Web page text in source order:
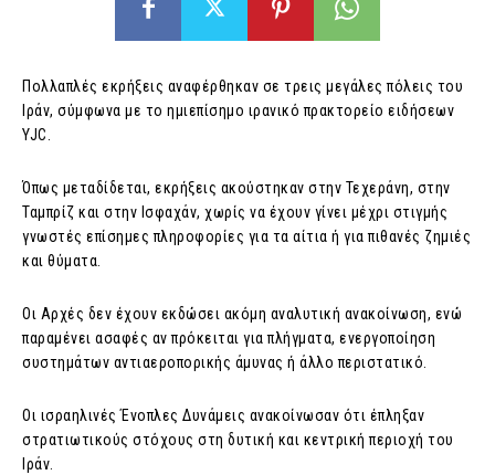
Πολλαπλές εκρήξεις αναφέρθηκαν σε τρεις μεγάλες πόλεις του
Ιράν, σύμφωνα με το ημιεπίσημο ιρανικό πρακτορείο ειδήσεων
YJC.
Όπως μεταδίδεται, εκρήξεις ακούστηκαν στην Τεχεράνη, στην
Ταμπρίζ και στην Ισφαχάν, χωρίς να έχουν γίνει μέχρι στιγμής
γνωστές επίσημες πληροφορίες για τα αίτια ή για πιθανές ζημιές
και θύματα.
Οι Αρχές δεν έχουν εκδώσει ακόμη αναλυτική ανακοίνωση, ενώ
παραμένει ασαφές αν πρόκειται για πλήγματα, ενεργοποίηση
συστημάτων αντιαεροπορικής άμυνας ή άλλο περιστατικό.
Οι ισραηλινές Ένοπλες Δυνάμεις ανακοίνωσαν ότι έπληξαν
στρατιωτικούς στόχους στη δυτική και κεντρική περιοχή του
Ιράν.